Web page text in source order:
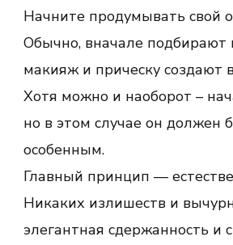
Начните продумывать свой
Обычно, вначале подбирают
макияж и прическу создают
Хотя можно и наоборот –
но в этом случае он должен
особенным.
Главный принцип —
Никаких излишеств и
элегантная сдержанность и